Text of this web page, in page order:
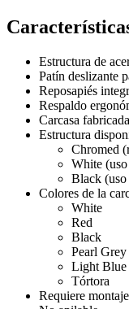
Estructura de
Patín deslizante
Reposapiés
Respaldo
Carcasa
Estructura
Chromed
White
Black
Colores de la
White
Red
Black
Pearl Grey
Light Blue
Tórtora
Requiere